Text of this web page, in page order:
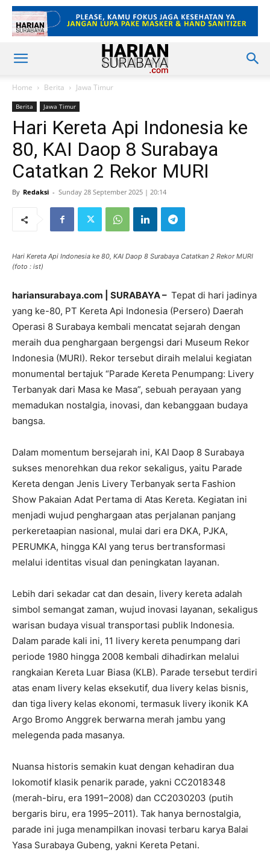
Home Berita Jawa Timur
Berita Jawa Timur
Hari Kereta Api Indonesia ke
80, KAI Daop 8 Surabaya
Catatkan 2 Rekor MURI
By Redaksi - Sunday 28 September 2025 | 20:14
Hari Kereta Api Indonesia ke 80, KAI Daop 8 Surabaya Catatkan 2 Rekor MURI
(foto : ist)
hariansurabaya.com | SURABAYA – Tepat di hari jadinya
yang ke-80, PT Kereta Api Indonesia (Persero) Daerah
Operasi 8 Surabaya kembali mencatat sejarah dengan
meraih dua penghargaan bergengsi dari Museum Rekor
Indonesia (MURI). Rekor tersebut diraih melalui kegiatan
monumental bertajuk “Parade Kereta Penumpang: Livery
Terbanyak dari Masa ke Masa”, sebuah perayaan yang
memadukan nostalgia, inovasi, dan kebanggaan budaya
bangsa.
Dalam momentum bersejarah ini, KAI Daop 8 Surabaya
sukses menorehkan dua rekor sekaligus, yaitu Parade
Kereta dengan Jenis Livery Terbanyak serta Fashion
Show Pakaian Adat Pertama di Atas Kereta. Kegiatan ini
menjadi wujud penghargaan atas perjalanan panjang
perkeretaapian nasional, mulai dari era DKA, PJKA,
PERUMKA, hingga KAI yang terus bertransformasi
melalui identitas visual dan peningkatan layanan.
Lebih dari sekadar cat dan desain, livery kereta adalah
simbol semangat zaman, wujud inovasi layanan, sekaligus
warisan budaya visual transportasi publik Indonesia.
Dalam parade kali ini, 11 livery kereta penumpang dari
periode 1980 hingga 2008 kembali dihadirkan melalui
rangkaian Kereta Luar Biasa (KLB). Parade tersebut terdiri
atas enam livery kelas eksekutif, dua livery kelas bisnis,
dan tiga livery kelas ekonomi, termasuk livery ikonik KA
Argo Bromo Anggrek berwarna merah jambu yang
melegenda pada masanya.
Nuansa historis semakin kuat dengan kehadiran dua
lokomotif klasik penarik parade, yakni CC2018348
(merah-biru, era 1991–2008) dan CC2030203 (putih
bergaris biru, era 1995–2011). Tak hanya bernostalgia,
parade ini juga menampilkan inovasi terbaru karya Balai
Yasa Surabaya Gubeng, yakni Kereta Petani.